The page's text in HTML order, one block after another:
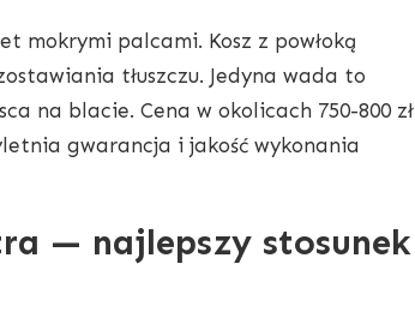
mokrymi palcami. Kosz z powłoką
tłuszczu. Jedyna wada to
na blacie. Cena w okolicach 750-800 zł
gwarancja i jakość wykonania
— najlepszy stosunek